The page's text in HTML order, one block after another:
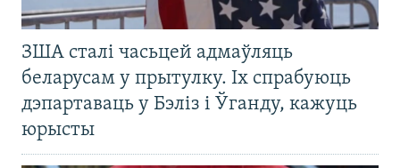
ЗША сталі часьцей адмаўляць
беларусам у прытулку. Іх спрабуюць
дэпартаваць у Бэліз і Ўганду, кажуць
юрысты